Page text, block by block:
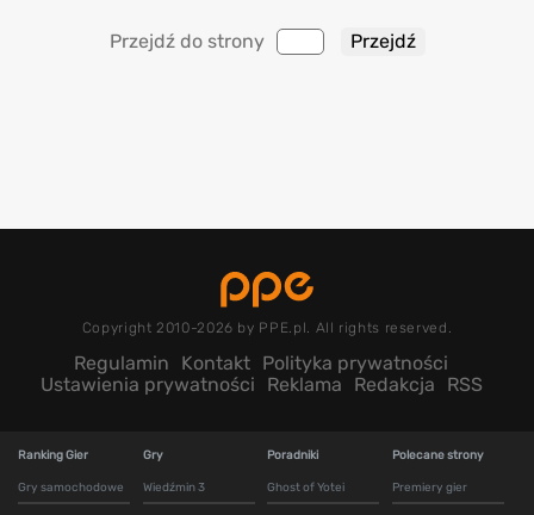
Przejdź do strony
Copyright 2010-2026 by PPE.pl. All rights reserved.
Regulamin Kontakt Polityka prywatności
Ustawienia prywatności
Reklama Redakcja RSS
Ranking Gier
Gry samochodowe
Gry
Wiedźmin 3
Poradniki
Ghost of Yotei
Polecane strony
Premiery gier